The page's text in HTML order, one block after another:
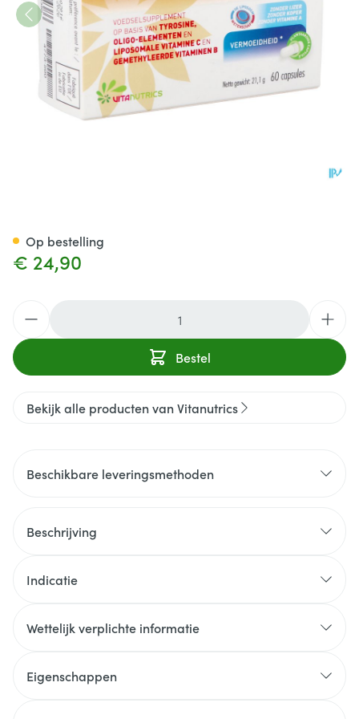
€ 24,90
Bestel
Op bestelling
Bekijk alle producten van Vitanutrics
Beschikbare leveringsmethoden
Beschrijving
Indicatie
Wettelijk verplichte informatie
Eigenschappen